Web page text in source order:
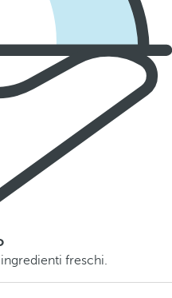
freschi.